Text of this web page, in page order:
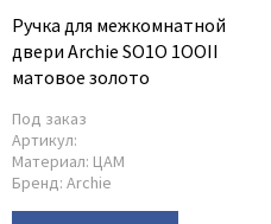
Ручка для межкомнатной
двери Archie SO1O 1OOII
матовое золото
Под заказ
Артикул:
Материал: ЦАМ
Бренд: Archie